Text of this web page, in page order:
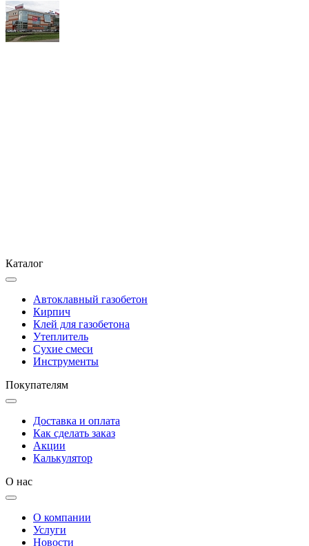
Каталог
Автоклавный газобетон
Кирпич
Клей для газобетона
Утеплитель
Сухие смеси
Инструменты
Покупателям
Доставка и оплата
Как сделать заказ
Акции
Калькулятор
О нас
О компании
Услуги
Новости